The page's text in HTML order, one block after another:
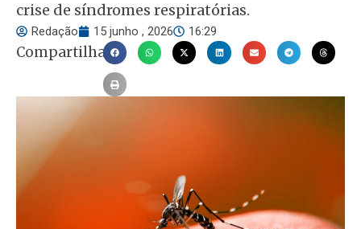
crise de síndromes respiratórias.
Redação 15 junho , 2026 16:29
Compartilhar